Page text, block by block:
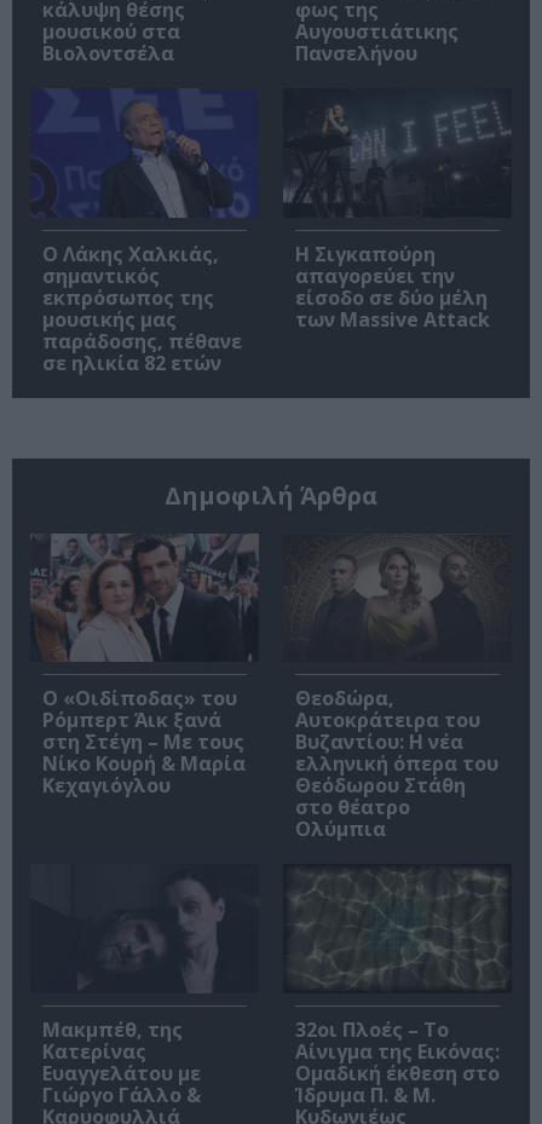
κάλυψη θέσης
μουσικού στα
Βιολοντσέλα
φως της
Αυγουστιάτικης
Πανσελήνου
Ο Λάκης Χαλκιάς,
σημαντικός
εκπρόσωπος της
μουσικής μας
παράδοσης, πέθανε
σε ηλικία 82 ετών
Η Σιγκαπούρη
απαγορεύει την
είσοδο σε δύο μέλη
των Massive Attack
Δημοφιλή Άρθρα
O «Οιδίποδας» του
Ρόμπερτ Άικ ξανά
στη Στέγη – Με τους
Νίκο Κουρή & Μαρία
Κεχαγιόγλου
Θεοδώρα,
Αυτοκράτειρα του
Βυζαντίου: Η νέα
ελληνική όπερα του
Θεόδωρου Στάθη
στο θέατρο
Ολύμπια
Μακμπέθ, της
Κατερίνας
Ευαγγελάτου με
Γιώργο Γάλλο &
Καρυοφυλλιά
32οι Πλοές – Το
Αίνιγμα της Εικόνας:
Ομαδική έκθεση στο
Ίδρυμα Π. & Μ.
Κυδωνιέως